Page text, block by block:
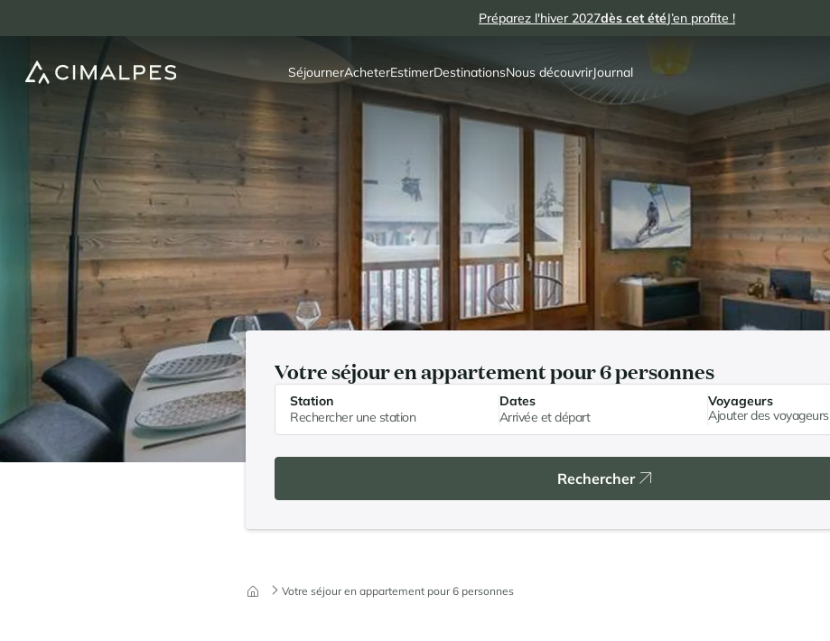
Préparez l'hiver 2027dès cet étéJ’en profite !
SéjournerAcheterEstimerDestinationsNous découvrirJournal
Votre séjour en appartement pour 6 personnes
Station Dates
Voyageurs
Ajouter des voyageurs
Rechercher
Votre séjour en appartement pour 6 personnes